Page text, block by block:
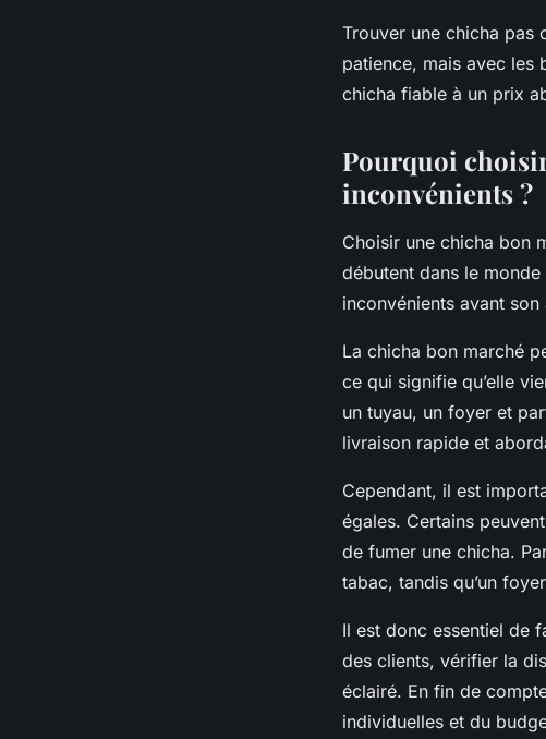
Trouver une chicha pas
patience, mais avec les
chicha fiable à un prix
Pourquoi
inconvénients ?
Choisir une chicha bon
débutent dans le
inconvénients avant
La chicha bon marché
ce qui signifie qu’elle
un tuyau, un foyer et
livraison rapide et
Cependant, il est
égales. Certains
de fumer une chicha.
tabac, tandis qu’un
Il est donc essentiel de
des clients, vérifier la
éclairé. En fin de
individuelles et du